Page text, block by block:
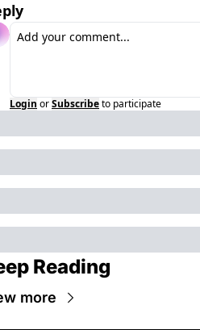
Login orSubscribeto participate
Reading
more